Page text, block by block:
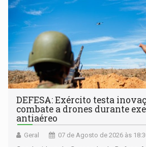
DEFESA: Exército testa
combate a drones durante
antiaéreo
Geral 07 de Agosto de 2026 às